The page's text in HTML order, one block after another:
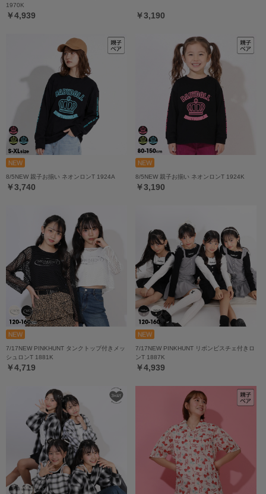
1970K
￥4,939 ￥3,190
8/5NEW 親子お揃い ネオンロンT 1924A
￥3,740
8/5NEW 親子お揃い ネオンロンT 1924K
￥3,190
7/17NEW PINKHUNT タンクトップ付きメッ
シュロンT 1881K
￥4,719
7/17NEW PINKHUNT リボンビスチェ付きロ
ンT 1887K
￥4,939